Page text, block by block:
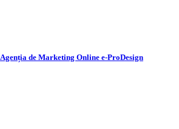
Agenția de Marketing Online e-ProDesign